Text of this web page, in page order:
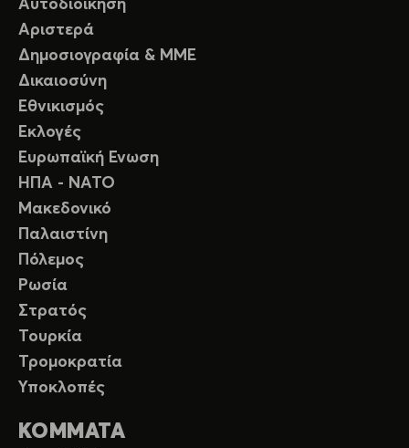
Αυτοδιοίκηση
Αριστερά
Δημοσιογραφία & ΜΜΕ
Δικαιοσύνη
Εθνικισμός
Εκλογές
Ευρωπαϊκή Ενωση
ΗΠΑ - ΝΑΤΟ
Μακεδονικό
Παλαιστίνη
Πόλεμος
Ρωσία
Στρατός
Τουρκία
Τρομοκρατία
Υποκλοπές
ΚΟΜΜΑΤΑ